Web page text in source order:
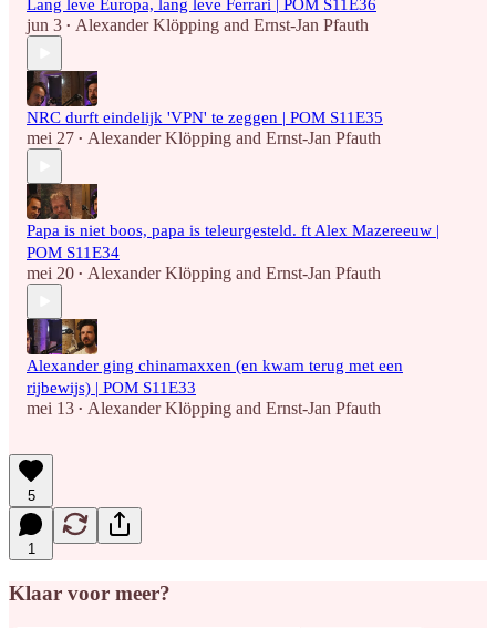
Lang leve Europa, lang leve Ferrari | POM S11E36
jun 3 • Alexander Klöpping and Ernst-Jan Pfauth
NRC durft eindelijk 'VPN' te zeggen | POM S11E35
mei 27 • Alexander Klöpping and Ernst-Jan Pfauth
Papa is niet boos, papa is teleurgesteld. ft Alex Mazereeuw |
POM S11E34
mei 20 • Alexander Klöpping and Ernst-Jan Pfauth
Alexander ging chinamaxxen (en kwam terug met een
rijbewijs) | POM S11E33
mei 13 • Alexander Klöpping and Ernst-Jan Pfauth
5
1
Klaar voor meer?